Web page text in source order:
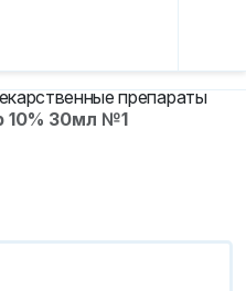
препараты
10% 30мл №1